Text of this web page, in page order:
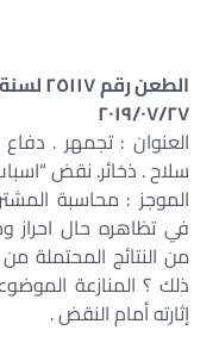
٢٠١٩/٠٧/٢٧
العنوان : تجمهر . دفاع
سلاح . ذخائر. نقض
الموجز : محاسبة
في تظاهره حال احراز
من النتائج المحتملة
ذلك ؟ المنازعة
إثارته أمام النقض .